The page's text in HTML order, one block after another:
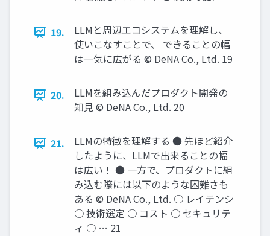
19.
LLMと周辺エコシステムを理解し、
使いこなすことで、 できることの幅
は一気に広がる © DeNA Co., Ltd. 19
20.
LLMを組み込んだプロダクト開発の
知見 © DeNA Co., Ltd. 20
21.
LLMの特徴を理解する ● 先ほど紹介
したように、LLMで出来ることの幅
は広い！ ● 一方で、プロダクトに組
み込む際には以下のような困難さも
ある © DeNA Co., Ltd. ○ レイテンシ
○ 技術選定 ○ コスト ○ セキュリテ
ィ ○ … 21